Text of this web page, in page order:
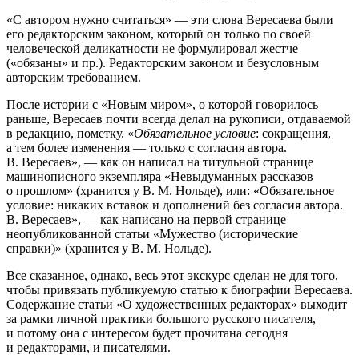
«С автором нужно считаться» — эти слова Вересаева были
его редакторским законом, который он только по своей
человеческой деликатности не формулировал жестче
(«обязаны» и пр.). Редакторским законом и безусловным
авторским требованием.
После истории с «Новым миром», о которой говорилось
раньше, Вересаев почти всегда делал на рукописи, отдаваемой
в редакцию, пометку. «Обязательное условие: сокращения,
а тем более изменения — только с согласия автора.
В. Вересаев», — как он написал на титульной странице
машинописного экземпляра «Невыдуманных рассказов
о прошлом» (хранится у В. М. Нольде), или: «Обязательное
условие: никаких вставок и дополнений без согласия автора.
В. Вересаев», — как написано на первой странице
неопубликованной статьи «Мужество (исторические
справки)» (хранится у В. М. Нольде).
Все сказанное, однако, весь этот экскурс сделан не для того,
чтобы привязать публикуемую статью к биографии Вересаева.
Содержание статьи «О художественных редакторах» выходит
за рамки личной практики большого русского писателя,
и потому она с интересом будет прочитана сегодня
и редакторами, и писателями.